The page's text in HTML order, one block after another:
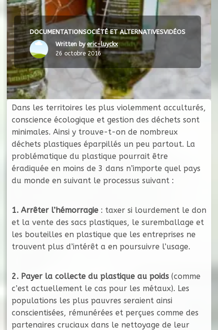
DOCUMENTATIONSOCIÉTÉ ET ALTERNATIVESVIDÉOS
Written by eric-luyckx
26 octobre 2016
Dans les territoires les plus violemment acculturés,
conscience écologique et gestion des déchets sont
minimales. Ainsi y trouve-t-on de nombreux
déchets plastiques éparpillés un peu partout. La
problématique du plastique pourrait être
éradiquée en moins de 3 dans n’importe quel pays
du monde en suivant le processus suivant :
1. Arrêter l’hémorragie : taxer si lourdement le don
et la vente des sacs plastiques, le suremballage et
les bouteilles en plastique que les entreprises ne
trouvent plus d’intérêt a en poursuivre l’usage.
2. Payer la collecte du plastique au poids (comme
c’est actuellement le cas pour les métaux). Les
populations les plus pauvres seraient ainsi
conscientisées, rémunérées et perçues comme des
partenaires cruciaux dans le nettoyage de leur